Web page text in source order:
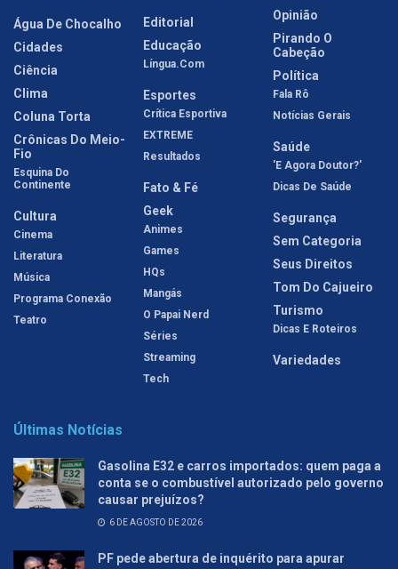
Água De Chocalho
Cidades
Ciência
Clima
Coluna Torta
Crônicas Do Meio-
Fio
Esquina Do
Continente
Cultura
Cinema
Literatura
Música
Programa Conexão
Teatro
Editorial
Educação
Língua.com
Esportes
Crítica Esportiva
EXTREME
Resultados
Fato & Fé
Geek
Animes
Games
HQs
Mangás
O Papai Nerd
Séries
Streaming
Tech
Opinião
Pirando O
Cabeção
Política
Fala Rô
Notícias Gerais
Saúde
'E Agora Doutor?'
Dicas De Saúde
Segurança
Sem Categoria
Seus Direitos
Tom Do Cajueiro
Turismo
Dicas E Roteiros
Variedades
Últimas Notícias
Gasolina E32 e carros importados: quem paga a
conta se o combustível autorizado pelo governo
causar prejuízos?
6 DE AGOSTO DE 2026
PF pede abertura de inquérito para apurar